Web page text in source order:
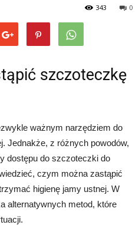
0
343
szczoteczkę
ważnym narzędziem do
Jednakże, z różnych powodów,
dostępu do szczoteczki do
czym można zastąpić
higienę jamy ustnej. W
alternatywnych metod, które